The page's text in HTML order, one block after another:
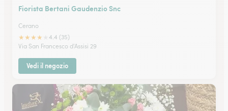
Fiorista Bertani Gaudenzio Snc
Cerano
★★★★
4.4 (35)
Via San Francesco d'Assisi 29
Vedi il negozio